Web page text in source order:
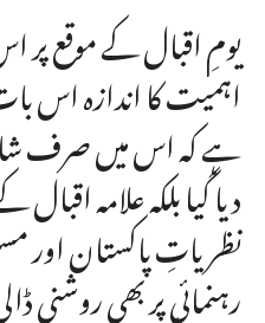
یومِ اقبال کے موقع پر
اہمیت کا اندازہ اس
ہے کہ اس میں صرف
دیا گیا بلکہ علامہ
نظریاتِ پاکستان اور
رہنمائی پر بھی